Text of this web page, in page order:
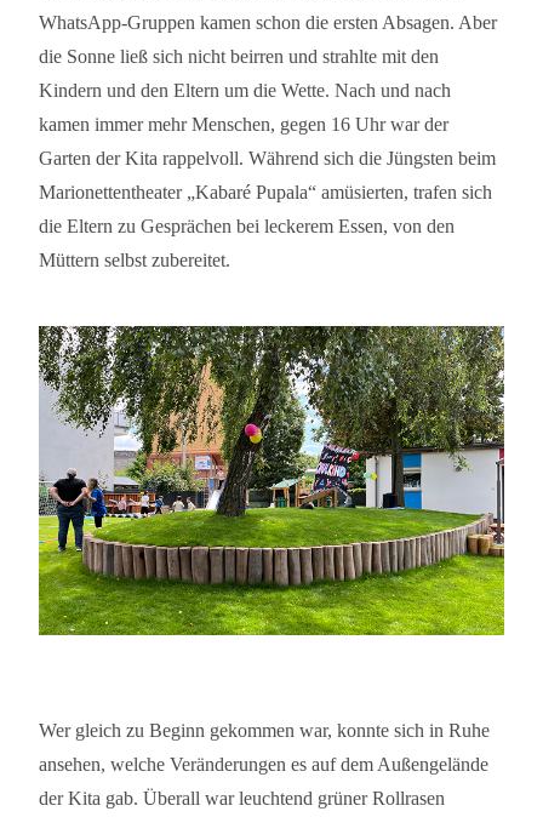
WhatsApp-Gruppen kamen schon die ersten Absagen. Aber
die Sonne ließ sich nicht beirren und strahlte mit den
Kindern und den Eltern um die Wette. Nach und nach
kamen immer mehr Menschen, gegen 16 Uhr war der
Garten der Kita rappelvoll. Während sich die Jüngsten beim
Marionettentheater „Kabaré Pupala“ amüsierten, trafen sich
die Eltern zu Gesprächen bei leckerem Essen, von den
Müttern selbst zubereitet.
Wer gleich zu Beginn gekommen war, konnte sich in Ruhe
ansehen, welche Veränderungen es auf dem Außengelände
der Kita gab. Überall war leuchtend grüner Rollrasen